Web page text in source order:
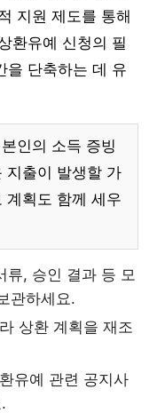
지원 제도를 통해
환유예 신청의 필
을 단축하는 데 유
인의 소득 증빙
지출이 발생할 가
계획도 함께 세우
류, 승인 결과 등 모
관하세요.
상환 계획을 재조
유예 관련 공지사